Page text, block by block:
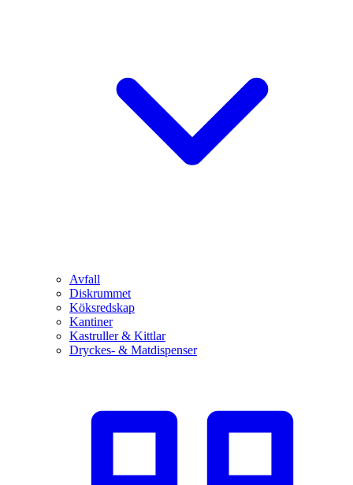
Avfall
Diskrummet
Köksredskap
Kantiner
Kastruller & Kittlar
Dryckes- & Matdispenser